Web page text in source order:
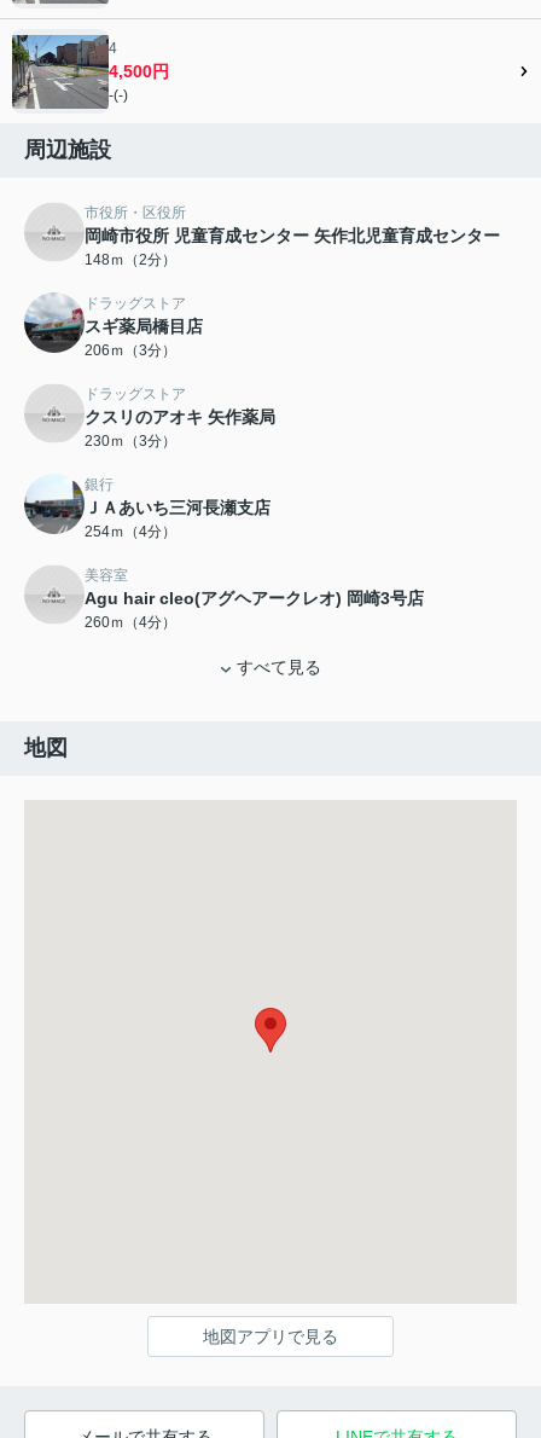
4
4,500円
-(-)
周辺施設
市役所・区役所
岡崎市役所 児童育成センター 矢作北児童育成センター
148ｍ（2分）
ドラッグストア
スギ薬局橋目店
206ｍ（3分）
ドラッグストア
クスリのアオキ 矢作薬局
230ｍ（3分）
銀行
ＪＡあいち三河長瀬支店
254ｍ（4分）
美容室
Agu hair cleo(アグヘアークレオ) 岡崎3号店
260ｍ（4分）
すべて見る
地図
地図アプリで見る